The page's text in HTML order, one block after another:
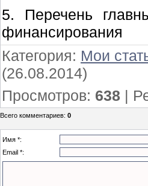
5. Перечень
финансирования
Категория: Мои
(26.08.2014)
Просмотров: 638 |
Всего комментариев:0
Имя *:
Email *: